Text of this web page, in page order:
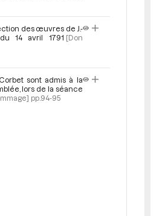
des œuvres de J.-
14 avril 1791 [Don
sont admis à la
lors de la séance
pp.94-95